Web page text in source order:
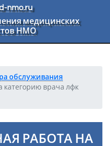
nmo.ru
медицинских
НМО
обслуживания
категорию врача лфк
РАБОТА НА